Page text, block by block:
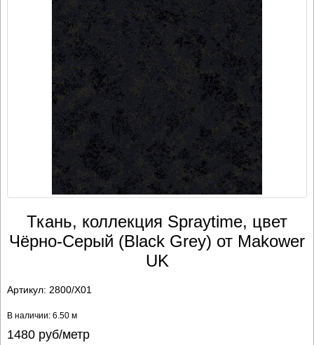
Ткань, коллекция Spraytime, цвет
Чёрно-Серый (Black Grey) от Makower
UK
Артикул: 2800/X01
В наличии: 6.50 м
1480руб/метр